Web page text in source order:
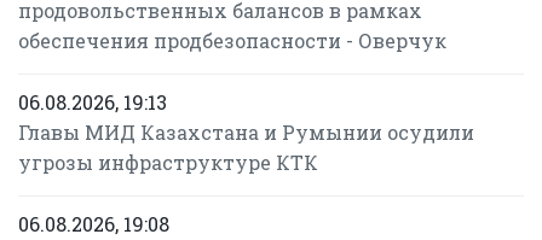
продовольственных балансов в рамках
обеспечения продбезопасности - Оверчук
06.08.2026, 19:13
Главы МИД Казахстана и Румынии осудили
угрозы инфраструктуре КТК
06.08.2026, 19:08